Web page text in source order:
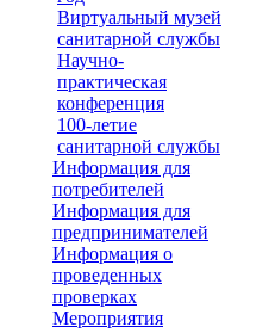
Виртуальный музей
санитарной службы
Научно-
практическая
конференция
100-летие
санитарной службы
Информация для
потребителей
Информация для
предпринимателей
Информация о
проведенных
проверках
Мероприятия